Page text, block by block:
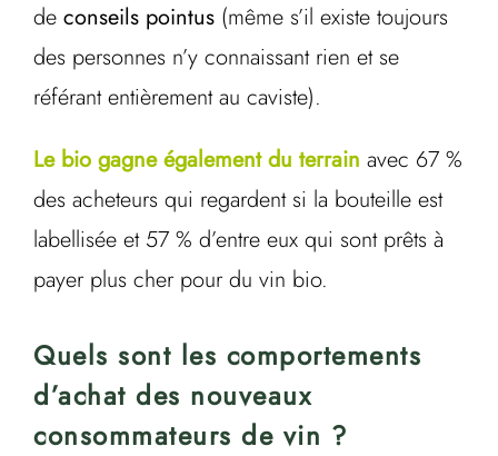
de conseils pointus (même s’il existe toujours
des personnes n’y connaissant rien et se
référant entièrement au caviste).
Le bio gagne également du terrain avec 67 %
des acheteurs qui regardent si la bouteille est
labellisée et 57 % d’entre eux qui sont prêts à
payer plus cher pour du vin bio.
Quels sont les comportements
d’achat des nouveaux
consommateurs de vin ?